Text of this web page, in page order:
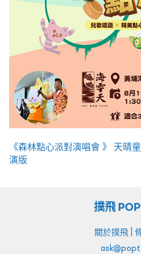
《森林點心派對演唱會 》 天晴
演版
撲飛
關於撲飛|